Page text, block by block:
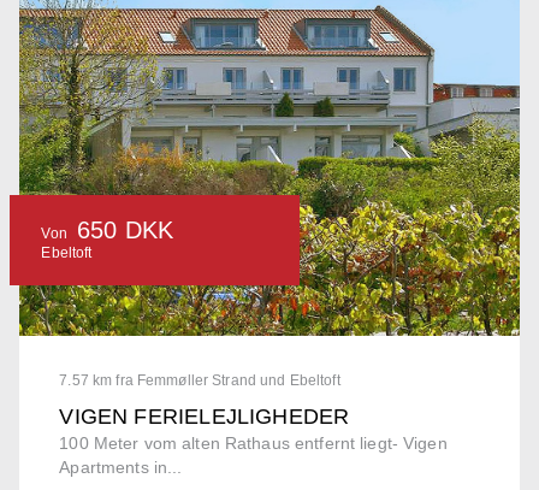
7.57 km fra Femmøller Strand und Ebeltoft
VIGEN FERIELEJLIGHEDER
100 Meter vom alten Rathaus entfernt liegt- Vigen
Apartments in...
Von 650 DKK
Ebeltoft